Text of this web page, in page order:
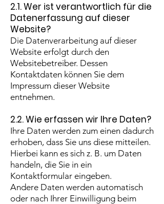
2.1. Wer ist verantwortlich für die
Datenerfassung auf dieser
Website?
Die Datenverarbeitung auf dieser
Website erfolgt durch den
Websitebetreiber. Dessen
Kontaktdaten können Sie dem
Impressum dieser Website
entnehmen.
2.2. Wie erfassen wir Ihre Daten?
Ihre Daten werden zum einen dadurch
erhoben, dass Sie uns diese mitteilen.
Hierbei kann es sich z. B. um Daten
handeln, die Sie in ein
Kontaktformular eingeben.
Andere Daten werden automatisch
oder nach Ihrer Einwilligung beim